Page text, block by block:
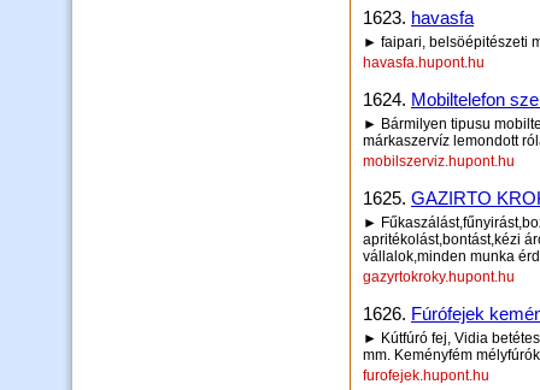
1623. havasfa
► faipari, belsöépitészeti
havasfa.hupont.hu
1624. Mobiltelefon
► Bármilyen tipusu
márkaszervíz lemondott
mobilszerviz.hupont.hu
1625. GAZIRTO
►
apritékolást,bontást,kézi
vállalok,minden munka
gazyrtokroky.hupont.hu
1626. Fúrófejek
► Kútfúró fej, Vidia
mm. Keményfém
furofejek.hupont.hu